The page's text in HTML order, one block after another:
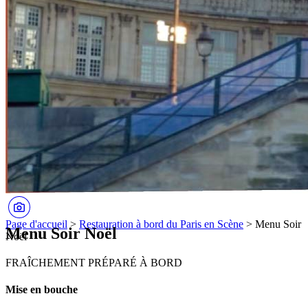
Page d'accueil > Restauration à bord du Paris en Scène > Menu Soir
Noël
Menu Soir Noël
FRAÎCHEMENT PRÉPARÉ À BORD
Mise en bouche